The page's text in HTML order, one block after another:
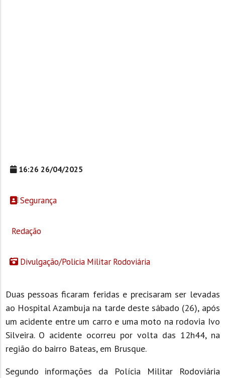
16:26 26/04/2025
Segurança
Redação
Divulgação/Policia Militar Rodoviária
Duas pessoas ficaram feridas e precisaram ser levadas
ao Hospital Azambuja na tarde deste sábado (26), após
um acidente entre um carro e uma moto na rodovia Ivo
Silveira. O acidente ocorreu por volta das 12h44, na
região do bairro Bateas, em Brusque.
Segundo informações da Polícia Militar Rodoviária